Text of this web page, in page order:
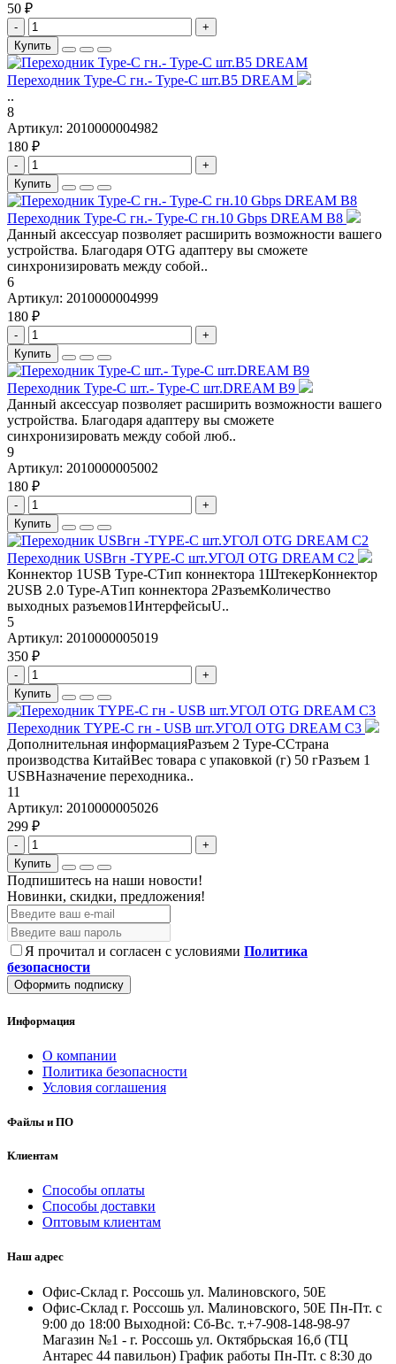
50 ₽
-
+
Купить
Переходник Type-C гн.- Type-C шт.B5 DREAM
..
8
Артикул: 2010000004982
180 ₽
-
+
Купить
Переходник Type-C гн.- Type-C гн.10 Gbps DREAM B8
Данный аксессуар позволяет расширить возможности вашего
устройства. Благодаря OTG адаптеру вы сможете
синхронизировать между собой..
6
Артикул: 2010000004999
180 ₽
-
+
Купить
Переходник Type-C шт.- Type-C шт.DREAM B9
Данный аксессуар позволяет расширить возможности вашего
устройства. Благодаря адаптеру вы сможете
синхронизировать между собой люб..
9
Артикул: 2010000005002
180 ₽
-
+
Купить
Переходник USBгн -TYPE-C шт.УГОЛ OTG DREAM C2
Коннектор 1USB Type-CТип коннектора 1ШтекерКоннектор
2USB 2.0 Type-AТип коннектора 2РазъемКоличество
выходных разъемов1ИнтерфейсыU..
5
Артикул: 2010000005019
350 ₽
-
+
Купить
Переходник TYPE-C гн - USB шт.УГОЛ OTG DREAM C3
Дополнительная информацияРазъем 2 Type-ССтрана
производства КитайВес товара с упаковкой (г) 50 гРазъем 1
USBНазначение переходника..
11
Артикул: 2010000005026
299 ₽
-
+
Купить
Подпишитесь на наши новости!
Новинки, скидки, предложения!
Я прочитал и согласен с условиями Политика
безопасности
Оформить подписку
Информация
О компании
Политика безопасности
Условия соглашения
Файлы и ПО
Клиентам
Способы оплаты
Способы доставки
Оптовым клиентам
Наш адрес
Офис-Склад г. Россошь ул. Малиновского, 50Е
Офис-Склад г. Россошь ул. Малиновского, 50Е Пн-Пт. с
9:00 до 18:00 Выходной: Сб-Вс. т.+7-908-148-98-97
Магазин №1 - г. Россошь ул. Октябрьская 16,б (ТЦ
Антарес 44 павильон) График работы Пн-Пт. с 8:30 до